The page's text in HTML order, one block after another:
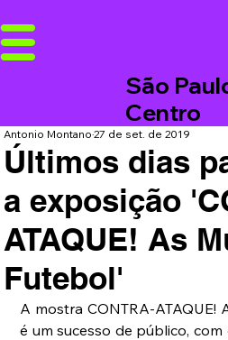
São
Centro
Últimos dias
a exposição
ATAQUE! As
Futebol'
Antonio Montano27 de set. de 2019
A mostra CONTRA-ATAQUE!
é um sucesso de público, com